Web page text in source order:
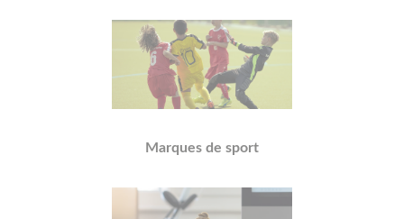
Marques de sport